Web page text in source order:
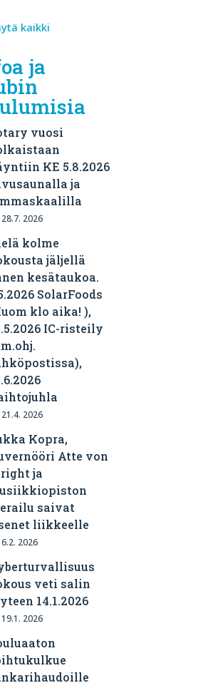
kaikki
ja
vuosi
KE 5.8.2026
ja
28.7. 2026
kolme
jäljellä
kesätaukoa.
SolarFoods
klo aika! ),
IC-risteily
21.4. 2026
Kopra,
Atte von
ja
saivat
liikkeelle
6.2. 2026
veti salin
14.1.2026
19.1. 2026